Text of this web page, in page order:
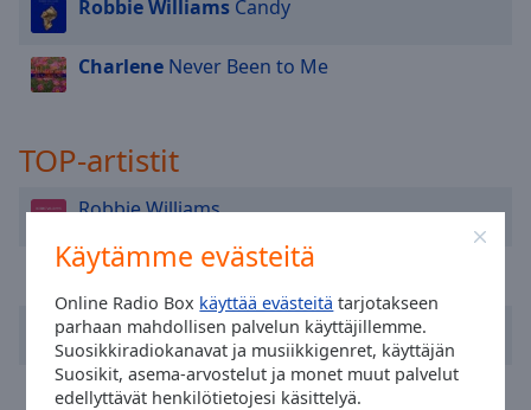
Käytämme evästeitä
Online Radio Box käyttää evästeitä tarjotakseen
parhaan mahdollisen palvelun käyttäjillemme.
Suosikkiradiokanavat ja musiikkigenret, käyttäjän
Suosikit, asema-arvostelut ja monet muut palvelut
edellyttävät henkilötietojesi käsittelyä.
and
close
Text
Opacity
Background
Robbie Williams Candy
Charlene Never Been to Me
TOP-artistit
Robbie Williams
Enya
Gifted
Going Home